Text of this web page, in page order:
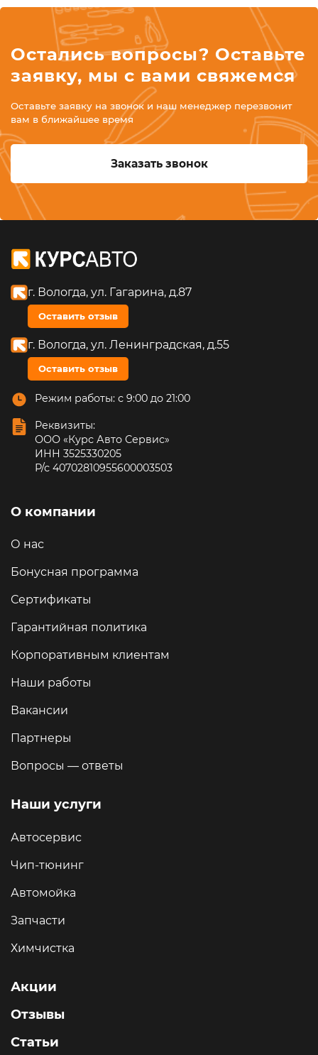
Остались вопросы? Оставьте
заявку, мы с вами свяжемся
Оставьте заявку на звонок и наш менеджер перезвонит
вам в ближайшее время
Заказать звонок
г. Вологда, ул. Гагарина, д.87
Оставить отзыв
г. Вологда, ул. Ленинградская, д.55
Оставить отзыв
Режим работы: с 9:00 до 21:00
Реквизиты:
ООО «Курс Авто Сервис»
ИНН 3525330205
Р/с 40702810955600003503
О компании
О нас
Бонусная программа
Сертификаты
Гарантийная политика
Корпоративным клиентам
Наши работы
Вакансии
Партнеры
Вопросы — ответы
Наши услуги
Автосервис
Чип-тюнинг
Автомойка
Запчасти
Химчистка
Акции
Отзывы
Статьи